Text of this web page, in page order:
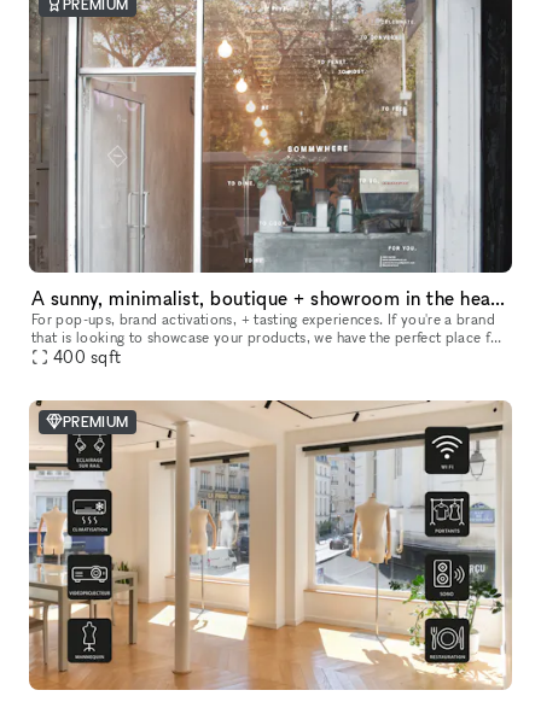
PREMIUM
A sunny, minimalist, boutique + showroom in the heart of the Lower East Side, Manhattan
For pop-ups, brand activations, + tasting experiences. If you're a brand
that is looking to showcase your products, we have the perfect place for
you. Our sustainably designed 'pop up space' is ide
400 sqft
PREMIUM